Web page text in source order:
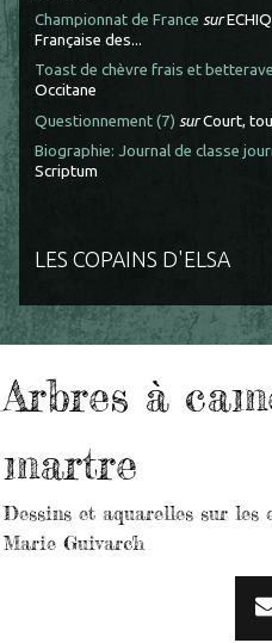
Championnat de France sur
Française des...
Toast de chèvre frais et betterave
Occitane
Questionnement (7) surCourt,
Biographie: Journal de classe
Scriptum
LES COPAINS D'ELSA
Arbres à
martre
Dessins et aquarelles sur les
Marie Guivarc'h